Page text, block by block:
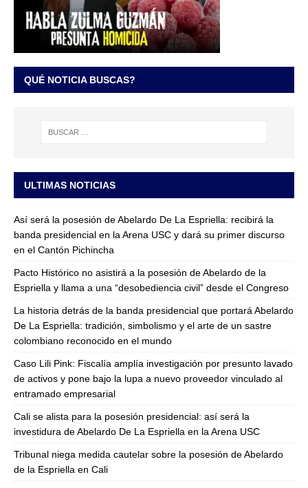
QUÉ NOTICIA BUSCAS?
ULTIMAS NOTICIAS
Así será la posesión de Abelardo De La Espriella: recibirá la
banda presidencial en la Arena USC y dará su primer discurso
en el Cantón Pichincha
Pacto Histórico no asistirá a la posesión de Abelardo de la
Espriella y llama a una “desobediencia civil” desde el Congreso
La historia detrás de la banda presidencial que portará Abelardo
De La Espriella: tradición, simbolismo y el arte de un sastre
colombiano reconocido en el mundo
Caso Lili Pink: Fiscalía amplía investigación por presunto lavado
de activos y pone bajo la lupa a nuevo proveedor vinculado al
entramado empresarial
Cali se alista para la posesión presidencial: así será la
investidura de Abelardo De La Espriella en la Arena USC
Tribunal niega medida cautelar sobre la posesión de Abelardo
de la Espriella en Cali